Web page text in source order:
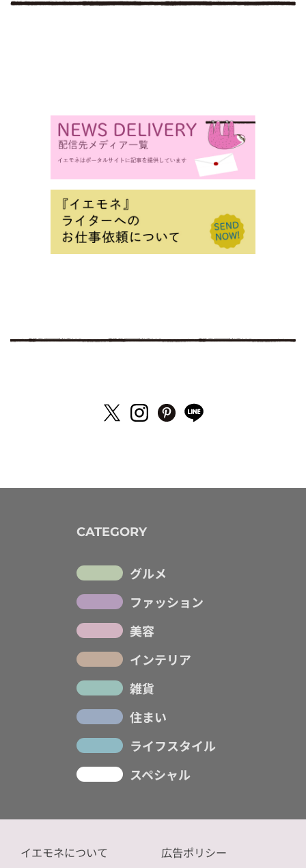
CATEGORY
グルメ
ファッション
美容
インテリア
雑貨
住まい
ライフスタイル
スペシャル
イエモネについて 広告ポリシー